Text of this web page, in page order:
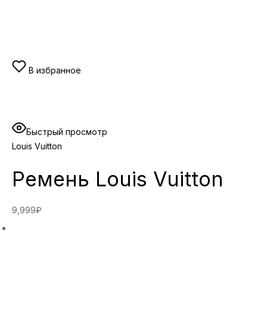
В избранное
Быстрый просмотр
Louis Vuitton
Ремень Louis Vuitton
9,999₽